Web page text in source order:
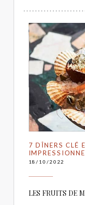
7 DÎNERS CLÉ
18/10/2022
LES FRUITS DE